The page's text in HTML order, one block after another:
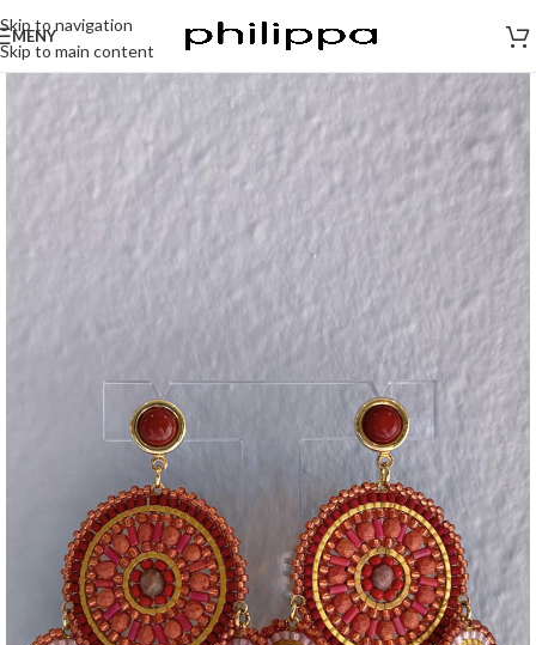
Skip to navigation
Skip to main content
MENY